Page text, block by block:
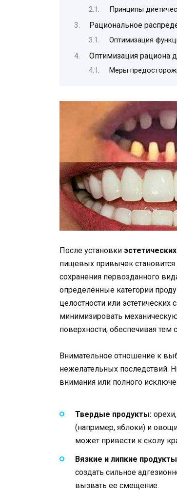
Принципы
Рациональное
Оптимизация
Оптимизация рациона
Меры
После установки
пищевых привычек
сохранения первозданного
определённые категории
целостности или
минимизировать
поверхности, обеспечивая
Внимательное отношение к
нежелательных последствий.
внимания или полного
Твердые продукты:
(например, яблоки) и
может привести к сколу
Вязкие и липкие
создать сильное
вызвать ее смещение.